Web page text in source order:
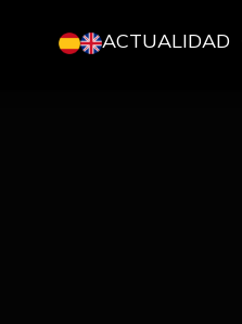
ACTUALIDAD